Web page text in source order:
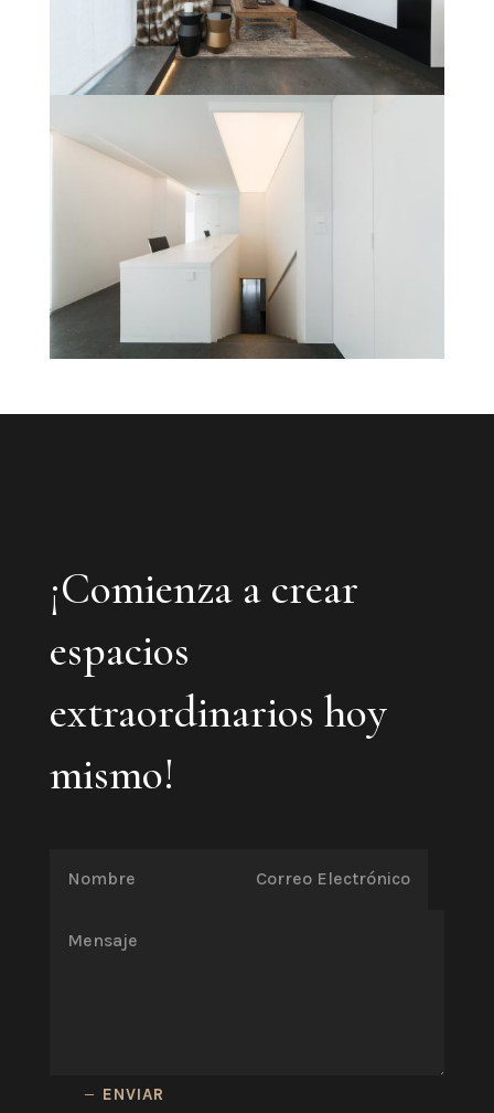
¡Comienza a crear
espacios
extraordinarios hoy
mismo!
ENVIAR